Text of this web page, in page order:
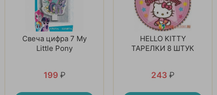
Свеча цифра 7 My
Little Pony
199 ₽
HELLO KITTY
ТАРЕЛКИ 8 ШТУК
243 ₽